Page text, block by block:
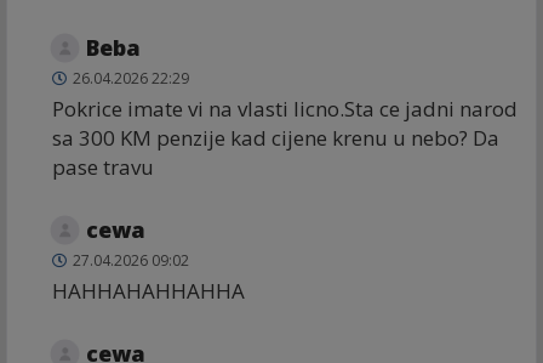
Beba
26.04.2026 22:29
Pokrice imate vi na vlasti licno.Sta ce jadni narod
sa 300 KM penzije kad cijene krenu u nebo? Da
pase travu
cewa
27.04.2026 09:02
HAHHAHAHHAHHA
cewa